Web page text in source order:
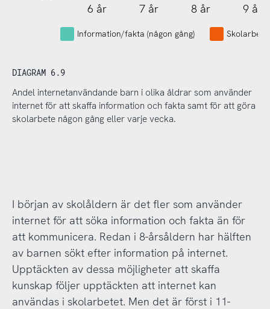
6 år 7 år 8 år 9 år
Information/fakta (någon gång) Skolarbete
DIAGRAM 6.9
Andel internetanvändande barn i olika åldrar som använder
internet för att skaffa information och fakta samt för att göra
skolarbete någon gång eller varje vecka.
I början av skolåldern är det fler som använder
internet för att söka information och fakta än för
att kommunicera. Redan i 8-årsåldern har hälften
av barnen sökt efter information på internet.
Upptäckten av dessa möjligheter att skaffa
kunskap följer upptäckten att internet kan
användas i skolarbetet. Men det är först i 11-